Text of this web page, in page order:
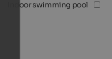
Indoor swimming pool